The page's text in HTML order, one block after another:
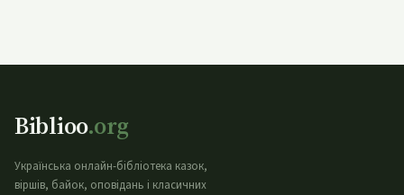
Biblioo.org
Українська онлайн-бібліотека казок,
віршів, байок, оповідань і класичних